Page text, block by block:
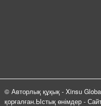
© Авторлық құқық - Xinsu
қорғалған.Ыстық өнімдер -